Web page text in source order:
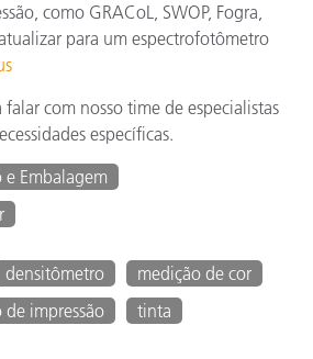
como GRACoL, SWOP, Fogra,
para um espectrofotômetro
falar com nosso time de especialistas
específicas.
e Embalagem
densitômetro
medição de cor
impressão
tinta